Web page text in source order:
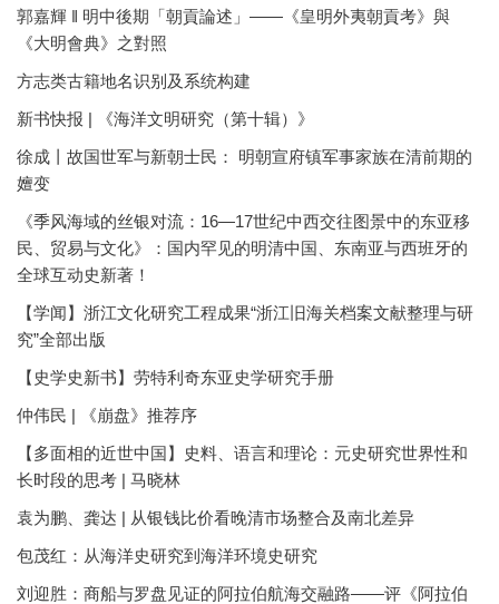
郭嘉輝 ‖ 明中後期「朝貢論述」——《皇明外夷朝貢考》與
《大明會典》之對照
方志类古籍地名识别及系统构建
新书快报 | 《海洋文明研究（第十辑）》
徐成丨故国世军与新朝士民： 明朝宣府镇军事家族在清前期的
嬗变
《季风海域的丝银对流：16—17世纪中西交往图景中的东亚移
民、贸易与文化》：国内罕见的明清中国、东南亚与西班牙的
全球互动史新著！
【学闻】浙江文化研究工程成果“浙江旧海关档案文献整理与研
究”全部出版
【史学史新书】劳特利奇东亚史学研究手册
仲伟民 | 《崩盘》推荐序
【多面相的近世中国】史料、语言和理论：元史研究世界性和
长时段的思考 | 马晓林
袁为鹏、龚达 | 从银钱比价看晚清市场整合及南北差异
包茂红：从海洋史研究到海洋环境史研究
刘迎胜：商船与罗盘见证的阿拉伯航海交融路——评《阿拉伯